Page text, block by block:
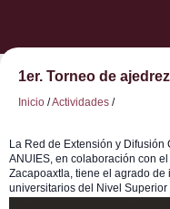
1er. Torneo de
Inicio /Actividades /
La Red de Extensión y
ANUIES, en colaboración con
Zacapoaxtla, tiene el agrado
universitarios del Nivel